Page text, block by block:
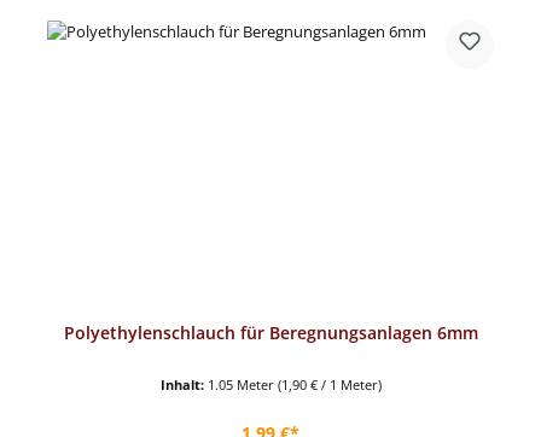
Polyethylenschlauch für Beregnungsanlagen 6mm
Inhalt: 1.05 Meter (1,90 € / 1 Meter)
Regulärer Preis: